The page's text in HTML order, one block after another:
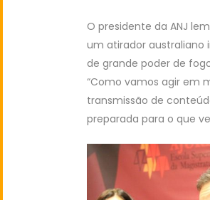
O presidente da ANJ
um atirador australiano
de grande poder de
“Como vamos agir em
transmissão de
preparada para o que